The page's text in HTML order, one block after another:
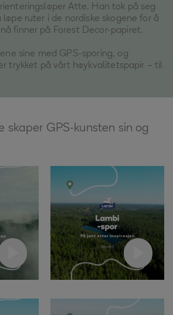
Atte. Han tok på seg
ruter i de nordiske skogene for å
finner på Forest Decor-papiret.
sine med GPS-sporing, og
trykket på vårt høykvalitetspapir – til
skaper GPS-kunsten sin og